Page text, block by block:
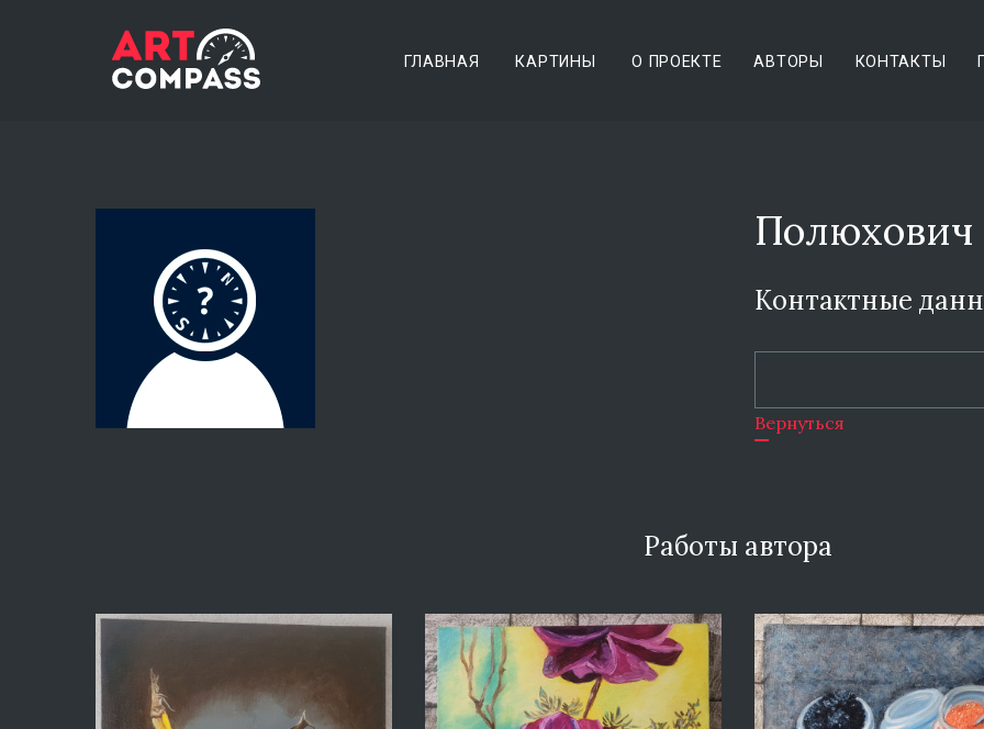
ГЛАВНАЯ КАРТИНЫ О ПРОЕКТЕ АВТОРЫ КОНТАКТЫ
Полюхович
Контактные
Вернуться
Работы автора